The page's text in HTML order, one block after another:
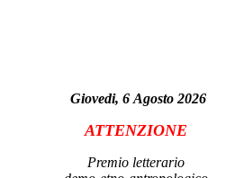
Giovedi, 6 Agosto 2026
ATTENZIONE
Premio letterario